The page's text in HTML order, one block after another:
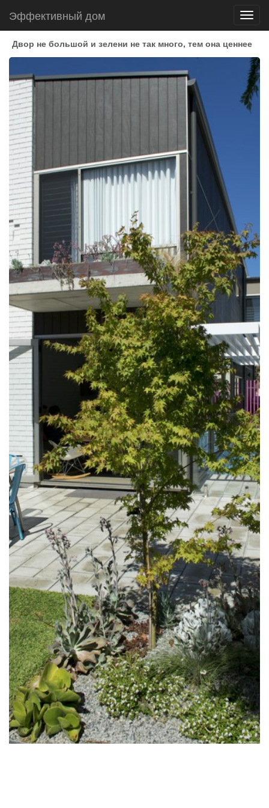
Эффективный дом
Двор не большой и зелени не так много, тем она ценнее